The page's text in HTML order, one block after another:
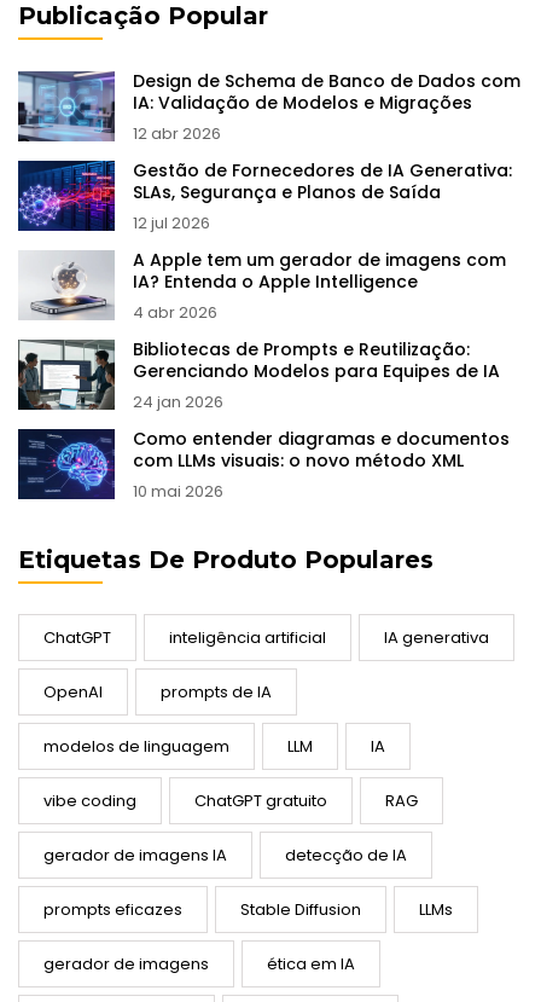
Publicação Popular
Design de Schema de Banco de Dados com
IA: Validação de Modelos e Migrações
12 abr 2026
Gestão de Fornecedores de IA Generativa:
SLAs, Segurança e Planos de Saída
12 jul 2026
A Apple tem um gerador de imagens com
IA? Entenda o Apple Intelligence
4 abr 2026
Bibliotecas de Prompts e Reutilização:
Gerenciando Modelos para Equipes de IA
24 jan 2026
Como entender diagramas e documentos
com LLMs visuais: o novo método XML
10 mai 2026
Etiquetas De Produto Populares
ChatGPT inteligência artificial IA generativa
OpenAI prompts de IA
modelos de linguagem LLM IA
vibe coding ChatGPT gratuito RAG
gerador de imagens IA detecção de IA
prompts eficazes Stable Diffusion LLMs
gerador de imagens ética em IA